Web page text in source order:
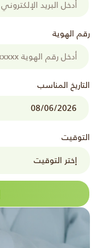
رقم الهوية
التاريخ المناسب
التوقيت